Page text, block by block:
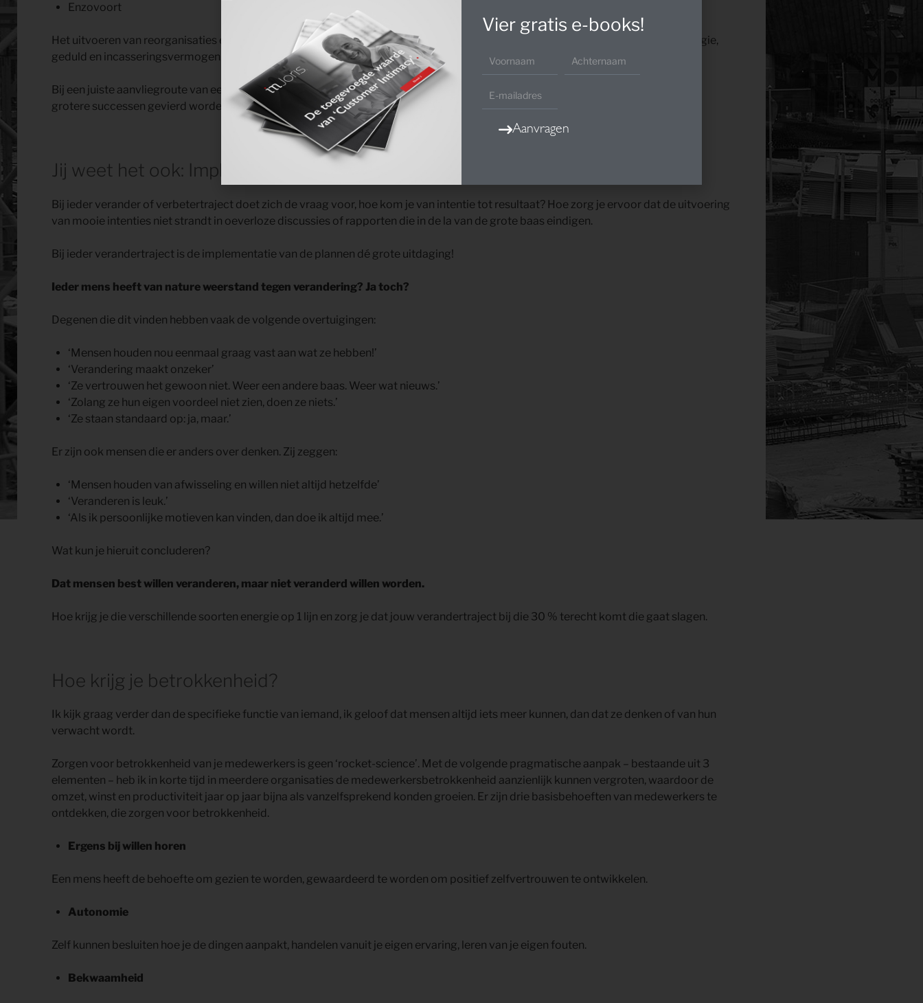
Enzovoort
Het uitvoeren van reorganisaties en of verbetertrajecten gaat niet zonder slag of stoot en kost voor eenieder behoorlijk veel energie,
geduld en incasseringsvermogen.
Bij een juiste aanvliegroute van een verbeterproject, verlaag je de risico’s van falen. Als je het goed doet, mogen er vele kleine en
grotere successen gevierd worden.
Jij weet het ook: Implementatie van plannen is dé grote uitdaging.
Bij ieder verander of verbetertraject doet zich de vraag voor, hoe kom je van intentie tot resultaat? Hoe zorg je ervoor dat de uitvoering
van mooie intenties niet strandt in oeverloze discussies of rapporten die in de la van de grote baas eindigen.
Bij ieder verandertraject is de implementatie van de plannen dé grote uitdaging!
Ieder mens heeft van nature weerstand tegen verandering? Ja toch?
Degenen die dit vinden hebben vaak de volgende overtuigingen:
‘Mensen houden nou eenmaal graag vast aan wat ze hebben!’
‘Verandering maakt onzeker’
‘Ze vertrouwen het gewoon niet. Weer een andere baas. Weer wat nieuws.’
‘Zolang ze hun eigen voordeel niet zien, doen ze niets.’
‘Ze staan standaard op: ja, maar.’
Er zijn ook mensen die er anders over denken. Zij zeggen:
‘Mensen houden van afwisseling en willen niet altijd hetzelfde’
‘Veranderen is leuk.’
‘Als ik persoonlijke motieven kan vinden, dan doe ik altijd mee.’
Wat kun je hieruit concluderen?
Dat mensen best willen veranderen, maar niet veranderd willen worden.
Hoe krijg je die verschillende soorten energie op 1 lijn en zorg je dat jouw verandertraject bij die 30 % terecht komt die gaat slagen.
Hoe krijg je betrokkenheid?
Ik kijk graag verder dan de specifieke functie van iemand, ik geloof dat mensen altijd iets meer kunnen, dan dat ze denken of van hun
verwacht wordt.
Zorgen voor betrokkenheid van je medewerkers is geen ‘rocket-science’. Met de volgende pragmatische aanpak – bestaande uit 3
elementen – heb ik in korte tijd in meerdere organisaties de medewerkersbetrokkenheid aanzienlijk kunnen vergroten, waardoor de
omzet, winst en productiviteit jaar op jaar bijna als vanzelfsprekend konden groeien. Er zijn drie basisbehoeften van medewerkers te
ontdekken, die zorgen voor betrokkenheid.
Ergens bij willen horen
Een mens heeft de behoefte om gezien te worden, gewaardeerd te worden om positief zelfvertrouwen te ontwikkelen.
Autonomie
Zelf kunnen besluiten hoe je de dingen aanpakt, handelen vanuit je eigen ervaring, leren van je eigen fouten.
Bekwaamheid
Vier gratis e-books!
Aanvragen